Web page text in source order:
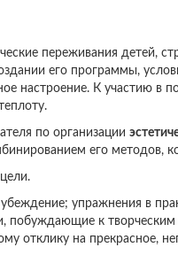
переживания детей,
его программы,
настроение. К участию в
по организации
его методов,
упражнения в
побуждающие к
отклику на прекрасное,